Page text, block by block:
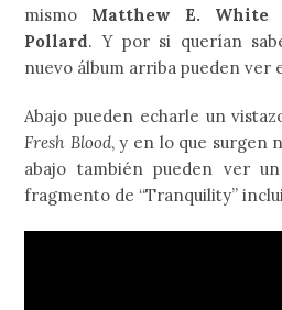
mismo Matthew E. White
Pollard. Y por si querían
nuevo álbum arriba pueden ver
Abajo pueden echarle un
Fresh Blood, y en lo que surgen
abajo también pueden ver
fragmento de “Tranquility”